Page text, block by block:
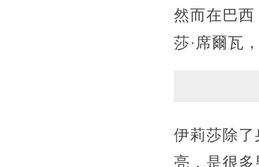
然而在巴
莎·席爾瓦
伊莉莎除
亮，是很